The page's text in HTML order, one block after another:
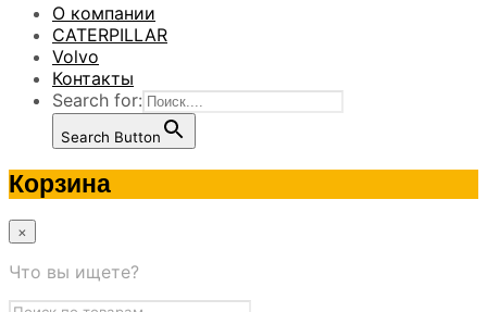
О компании
CATERPILLAR
Volvo
Контакты
Search for:
Search Button
Корзина
×
Что вы ищете?